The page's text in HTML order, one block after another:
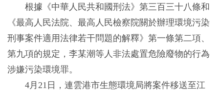
根據《中華人民共和國刑法》第三百三十八條和
《最高人民法院、最高人民檢察院關於辦理環境污染
刑事案件適用法律若干問題的解釋》第一條第二項、
第九項的規定，李某潮等人非法處置危險廢物的行為
涉嫌污染環境罪。
4月21日，連雲港市生態環境局將案件移送至江